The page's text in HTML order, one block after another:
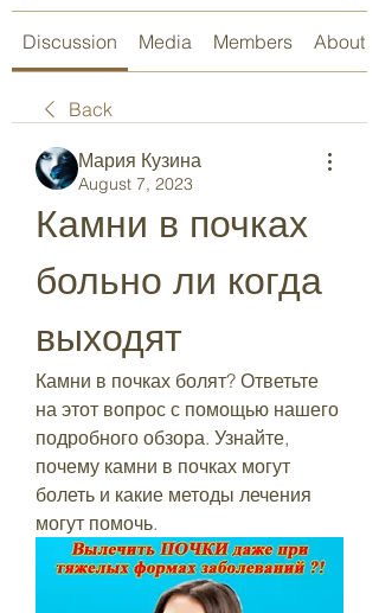
Discussion Media Members About
Back
Мария Кузина
August 7, 2023
Камни в почках
больно ли когда
выходят
Камни в почках болят? Ответьте
на этот вопрос с помощью нашего
подробного обзора. Узнайте,
почему камни в почках могут
болеть и какие методы лечения
могут помочь.